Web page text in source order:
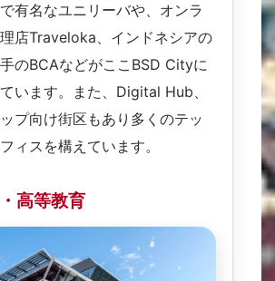
有名なユニリーバや、オンラ
店Traveloka、インドネシアの
のBCAなどがここBSD Cityに
います。また、Digital Hub、
プ向け街区もあり多くのテッ
ィスを構えています。
高等教育